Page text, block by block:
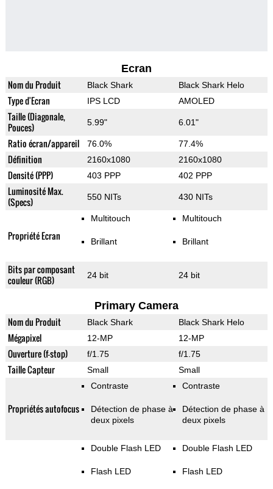
Ecran
Nom du Produit Black Shark Black Shark Helo
Type d'Ecran IPS LCD AMOLED
Taille (Diagonale,
Pouces)
5.99" 6.01"
Ratio écran/appareil 76.0% 77.4%
Définition 2160x1080 2160x1080
Densité (PPP) 403 PPP 402 PPP
Luminosité Max.
(Specs)
550 NITs 430 NITs
Propriété Ecran
Multitouch
Brillant
Multitouch
Brillant
Bits par composant
couleur (RGB)
24 bit 24 bit
Primary Camera
Nom du Produit Black Shark Black Shark Helo
Mégapixel 12-MP 12-MP
Ouverture (f-stop) f/1.75 f/1.75
Taille Capteur Small Small
Propriétés autofocus
Contraste
Détection de phase à
deux pixels
Contraste
Détection de phase à
deux pixels
Double Flash LED
Flash LED
Double Flash LED
Flash LED